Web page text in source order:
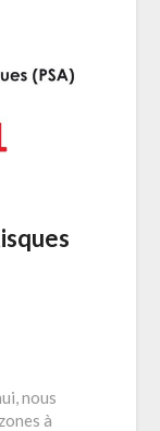
nous
à